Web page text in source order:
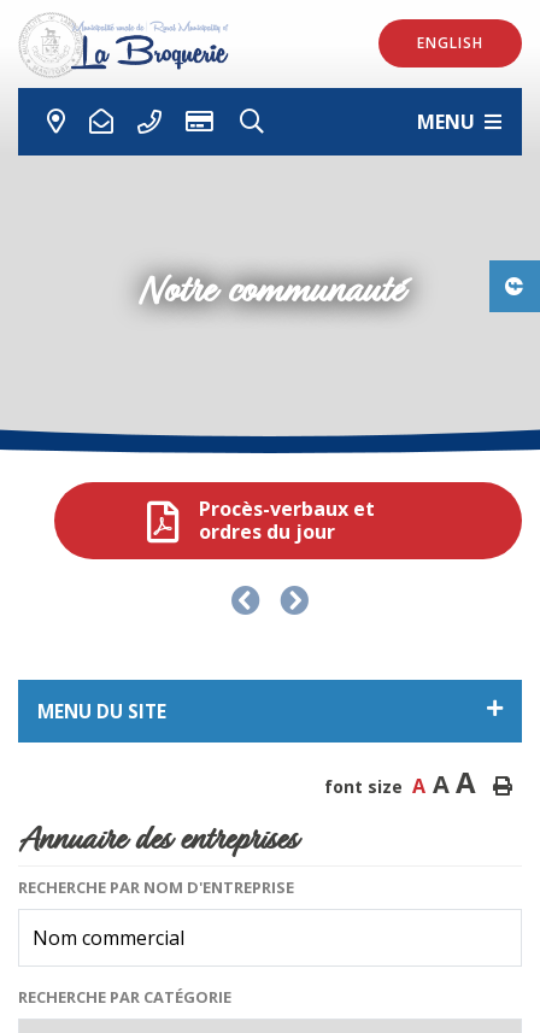
ENGLISH
MENU
Notre communauté
Procès-verbaux et
ordres du jour
MENU DU SITE
font size A A A
Annuaire des entreprises
RECHERCHE PAR NOM D'ENTREPRISE
RECHERCHE PAR CATÉGORIE